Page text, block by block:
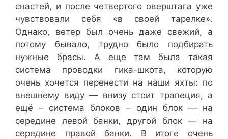
снастей, и после четвертого оверштага уже
чувствовали себя «в своей тарелке».
Однако, ветер был очень даже свежий, а
потому бывало, трудно было подбирать
нужные брасы. А еще там была такая
система проводки гика-шкота, которую
очень хочется перенести на наши яхты: по
внешнему виду — внизу стоит трапеция, а
ещё – система блоков – один блок — на
середине левой банки, другой блок — на
середине правой банки. В итоге очень